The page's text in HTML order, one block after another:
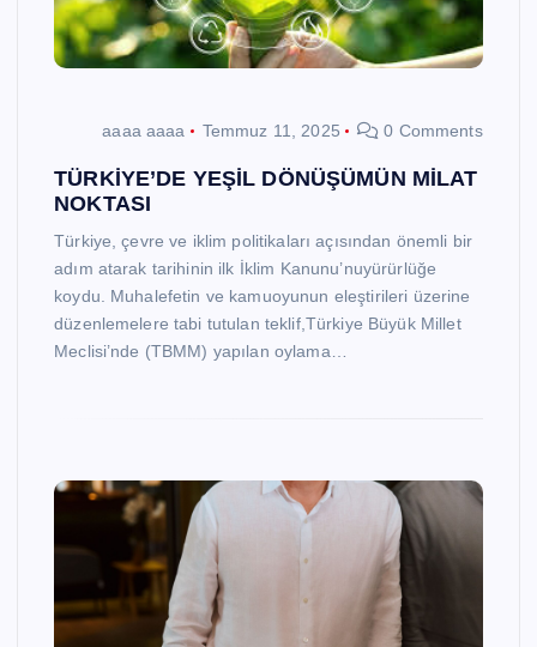
aaaa aaaa Temmuz 11, 2025 0 Comments
TÜRKİYE’DE YEŞİL DÖNÜŞÜMÜN MİLAT
NOKTASI
Türkiye, çevre ve iklim politikaları açısından önemli bir
adım atarak tarihinin ilk İklim Kanunu’nuyürürlüğe
koydu. Muhalefetin ve kamuoyunun eleştirileri üzerine
düzenlemelere tabi tutulan teklif,Türkiye Büyük Millet
Meclisi’nde (TBMM) yapılan oylama…